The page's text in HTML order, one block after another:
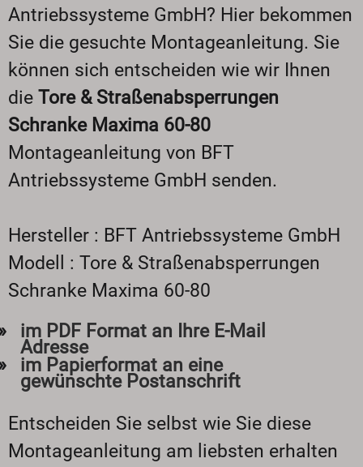
Antriebssysteme GmbH? Hier bekommen
Sie die gesuchte Montageanleitung. Sie
können sich entscheiden wie wir Ihnen
die Tore & Straßenabsperrungen
Schranke Maxima 60-80
Montageanleitung von BFT
Antriebssysteme GmbH senden.
Hersteller : BFT Antriebssysteme GmbH
Modell : Tore & Straßenabsperrungen
Schranke Maxima 60-80
im PDF Format an Ihre E-Mail
Adresse
im Papierformat an eine
gewünschte Postanschrift
Entscheiden Sie selbst wie Sie diese
Montageanleitung am liebsten erhalten